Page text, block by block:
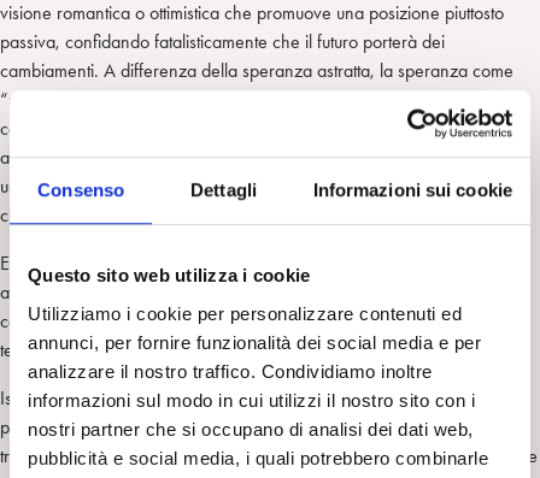
Consenso Dettagli Informazioni sui cookie
Questo sito web utilizza i cookie
Utilizziamo i cookie per personalizzare contenuti ed
annunci, per fornire funzionalità dei social media e per
analizzare il nostro traffico. Condividiamo inoltre
informazioni sul modo in cui utilizzi il nostro sito con i
nostri partner che si occupano di analisi dei dati web,
pubblicità e social media, i quali potrebbero combinarle
visione romantica o ottimistica che promuove una posizione piuttosto
passiva, confidando fatalisticamente che il futuro porterà dei
cambiamenti. A differenza della speranza astratta, la speranza come
“utopia concreta” è più vicina al presente ed è partecipe della
consapevolezza dell’impegno necessario per affrontare gli ostacoli
attuali. Mentre la speranza astratta è una difesa maniacale fondata su
una sorta di ottimismo magico, la speranza concreta fa i conti con i limiti
che si sperimentano nel presente.
Earl Hopper [5](2006) suggerisce che nella speranza matura e
autentica, a dispetto degli ostacoli e delle avversità, o forse proprio a
causa di essi, una certa forza d’animo, lo slancio ottimistico e vitale e la
tenacia prevalgono sui sentimenti di disperazione e amarezza.
Isaac Tylim[6] afferma che l’intimità della stanza di analisi ha il
potenziale per offrire un’opportunità unica di co-costruire uno spazio di
transizione sicuro in cui ripristinare la speranza. L’attesa potrebbe essere